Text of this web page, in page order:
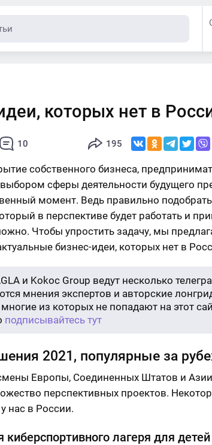
которых нет в
10 195
собственного бизнеса,
сферы деятельности будущего
момент. Ведь правильно
в перспективе будет работать и
Чтобы упростить задачу, мы
бизнес-идеи, которых нет в
и Kokoc Group ведут несколько
мнения экспертов и авторские
из которых не попадают на этот
подписывайтесь тут
2021, популярные за
Европы, Соединенных Штатов и
перспективных проектов.
нас в России.
киберспортивного лагеря для детей